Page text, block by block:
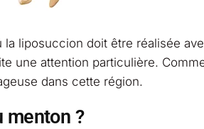
liposuccion doit être réalisée
une attention particulière.
dans cette région.
menton ?